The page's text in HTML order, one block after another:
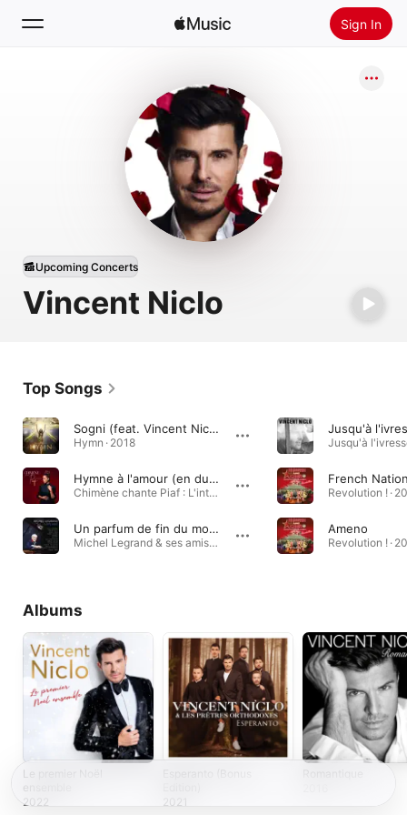
Sign In
Install Apple Music
Vincent Niclo
Upcoming Concerts
Top Songs
Sogni (feat. Vincent Niclo)
Hymn · 2018
Hymne à l'amour (en duo avec Vincent Niclo) [with Vincent Niclo]
Chimène chante Piaf : L'intégrale · 2023
Un parfum de fin du monde
Michel Legrand & ses amis · 2015
Jusqu'à
French
Revolution ! ·
Ameno
Revolution ! ·
Albums
Le premier Noël
ensemble
2022
2021